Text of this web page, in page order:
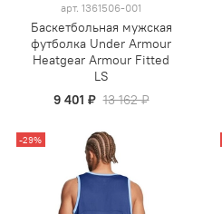
арт. 1361506-001
Баскетбольная мужская
футболка Under Armour
Heatgear Armour Fitted
LS
9 401 ₽ 13 162 ₽
-29%